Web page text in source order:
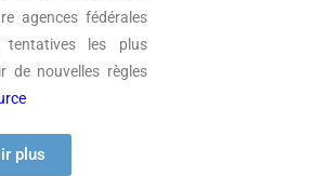
agences fédérales
tentatives les plus
de nouvelles règles
plus